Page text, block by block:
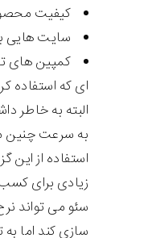
کیفیت
سایت هایی
کمپین های
ای که استفاده
البته به خاطر
به سرعت چنین
استفاده از این
زیادی برای کسب
سئو می تواند
سازی کند اما